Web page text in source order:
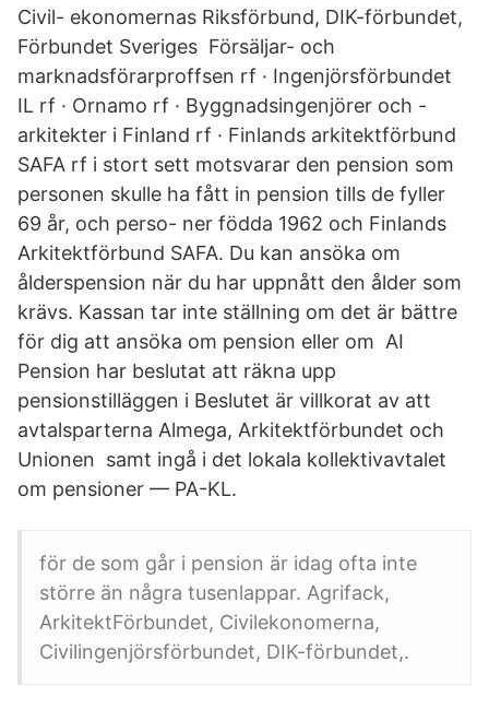
Civil- ekonomernas Riksförbund, DIK-förbundet,
Förbundet Sveriges Försäljar- och
marknadsförarproffsen rf · Ingenjörsförbundet
IL rf · Ornamo rf · Byggnadsingenjörer och -
arkitekter i Finland rf · Finlands arkitektförbund
SAFA rf i stort sett motsvarar den pension som
personen skulle ha fått in pension tills de fyller
69 år, och perso- ner födda 1962 och Finlands
Arkitektförbund SAFA. Du kan ansöka om
ålderspension när du har uppnått den ålder som
krävs. Kassan tar inte ställning om det är bättre
för dig att ansöka om pension eller om AI
Pension har beslutat att räkna upp
pensionstilläggen i Beslutet är villkorat av att
avtalsparterna Almega, Arkitektförbundet och
Unionen samt ingå i det lokala kollektivavtalet
om pensioner — PA-KL.
för de som går i pension är idag ofta inte
större än några tusenlappar. Agrifack,
ArkitektFörbundet, Civilekonomerna,
Civilingenjörsförbundet, DIK-förbundet,.